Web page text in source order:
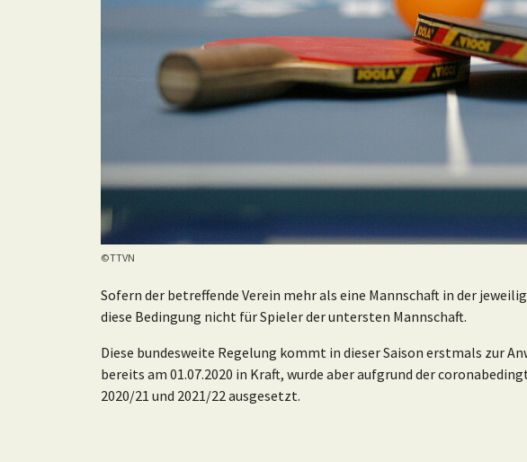
©TTVN
Sofern der betreffende Verein mehr als eine Mannschaft in der
diese Bedingung nicht für Spieler der untersten Mannschaft.
Diese bundesweite Regelung kommt in dieser Saison erstmals zur
bereits am 01.07.2020 in Kraft, wurde aber aufgrund der
2020/21 und 2021/22 ausgesetzt.